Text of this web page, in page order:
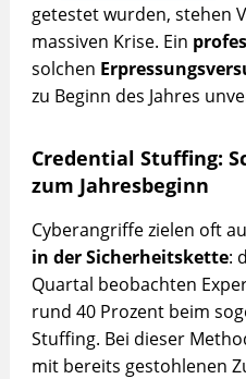
getestet wurden, stehen
massiven Krise. Ein
solchen
zu Beginn des Jahres
Credential Stuffing:
zum Jahresbeginn
Cyberangriffe zielen oft
in der Sicherheitskette:
Quartal beobachten
rund 40 Prozent beim
Stuffing. Bei dieser
mit bereits gestohlenen